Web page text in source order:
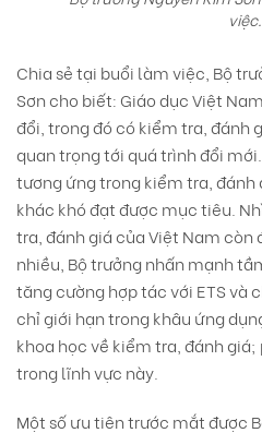
việc.
Chia sẻ tại buổi làm việc, Bộ
Sơn cho biết: Giáo dục Việt
đổi, trong đó có kiểm tra, đánh
quan trọng tới quá trình đổi
tương ứng trong kiểm tra, đánh
khác khó đạt được mục tiêu.
tra, đánh giá của Việt Nam còn
nhiều, Bộ trưởng nhấn mạnh
tăng cường hợp tác với ETS và
chỉ giới hạn trong khâu ứng
khoa học về kiểm tra, đánh
trong lĩnh vực này.
Một số ưu tiên trước mắt được